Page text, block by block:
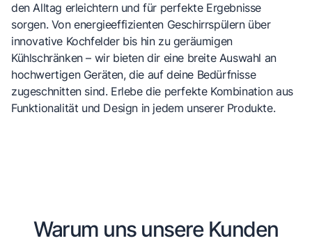
den Alltag erleichtern und für perfekte Ergebnisse
sorgen. Von energieeffizienten Geschirrspülern über
innovative Kochfelder bis hin zu geräumigen
Kühlschränken – wir bieten dir eine breite Auswahl an
hochwertigen Geräten, die auf deine Bedürfnisse
zugeschnitten sind. Erlebe die perfekte Kombination aus
Funktionalität und Design in jedem unserer Produkte.
Warum uns unsere Kunden